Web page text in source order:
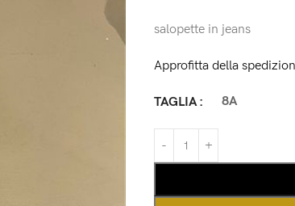
salopette in jeans
Approfitta della
TAGLIA 8A